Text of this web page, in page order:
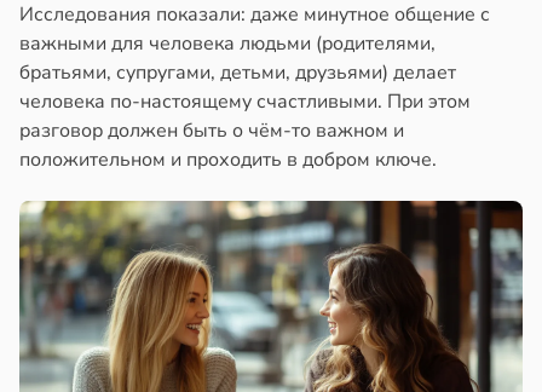
Исследования показали: даже минутное общение с
важными для человека людьми (родителями,
братьями, супругами, детьми, друзьями) делает
человека по-настоящему счастливыми. При этом
разговор должен быть о чём-то важном и
положительном и проходить в добром ключе.